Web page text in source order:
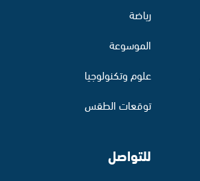
رياضة
الموسوعة
علوم وتكنولوجيا
توقعات الطقس
للتواصل